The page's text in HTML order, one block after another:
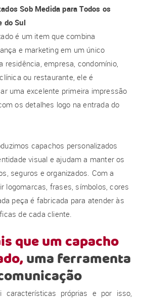
Sob Medida para Todos os
do Sul
é um item que combina
e marketing em um único
residência, empresa, condomínio,
ou restaurante, ele é
uma excelente primeira impressão
os detalhes logo na entrada do
capachos personalizados
visual e ajudam a manter os
seguros e organizados. Com a
logomarcas, frases, símbolos, cores
peça é fabricada para atender às
de cada cliente.
que um capacho
uma ferramenta
características próprias e por isso,